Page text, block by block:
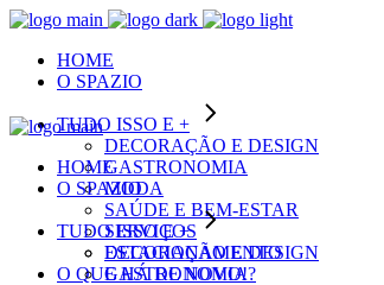
HOME
O SPAZIO
TUDO ISSO E +
DECORAÇÃO E DESIGN
GASTRONOMIA
MODA
SAÚDE E BEM-ESTAR
SERVIÇOS
ESTACIONAMENTO
O QUE HÁ DE NOVO!?
HOME
O SPAZIO
TUDO ISSO E +
DECORAÇÃO E DESIGN
GASTRONOMIA